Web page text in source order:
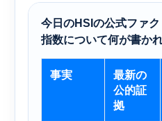
今日のHSIの公式ファ
指数について何が書か
事実
最新の
公的証
拠